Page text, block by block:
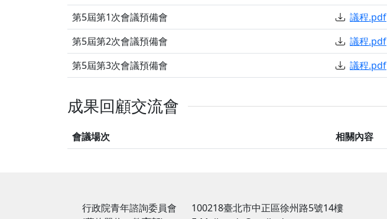
第5屆第1次會議預備會
議程.pdf
第5屆第2次會議預備會
議程.pdf
第5屆第3次會議預備會
議程.pdf
成果回顧交流會
會議場次 相關內容
行政院青年諮詢委員會
100218臺北市中正區徐州路5號14樓